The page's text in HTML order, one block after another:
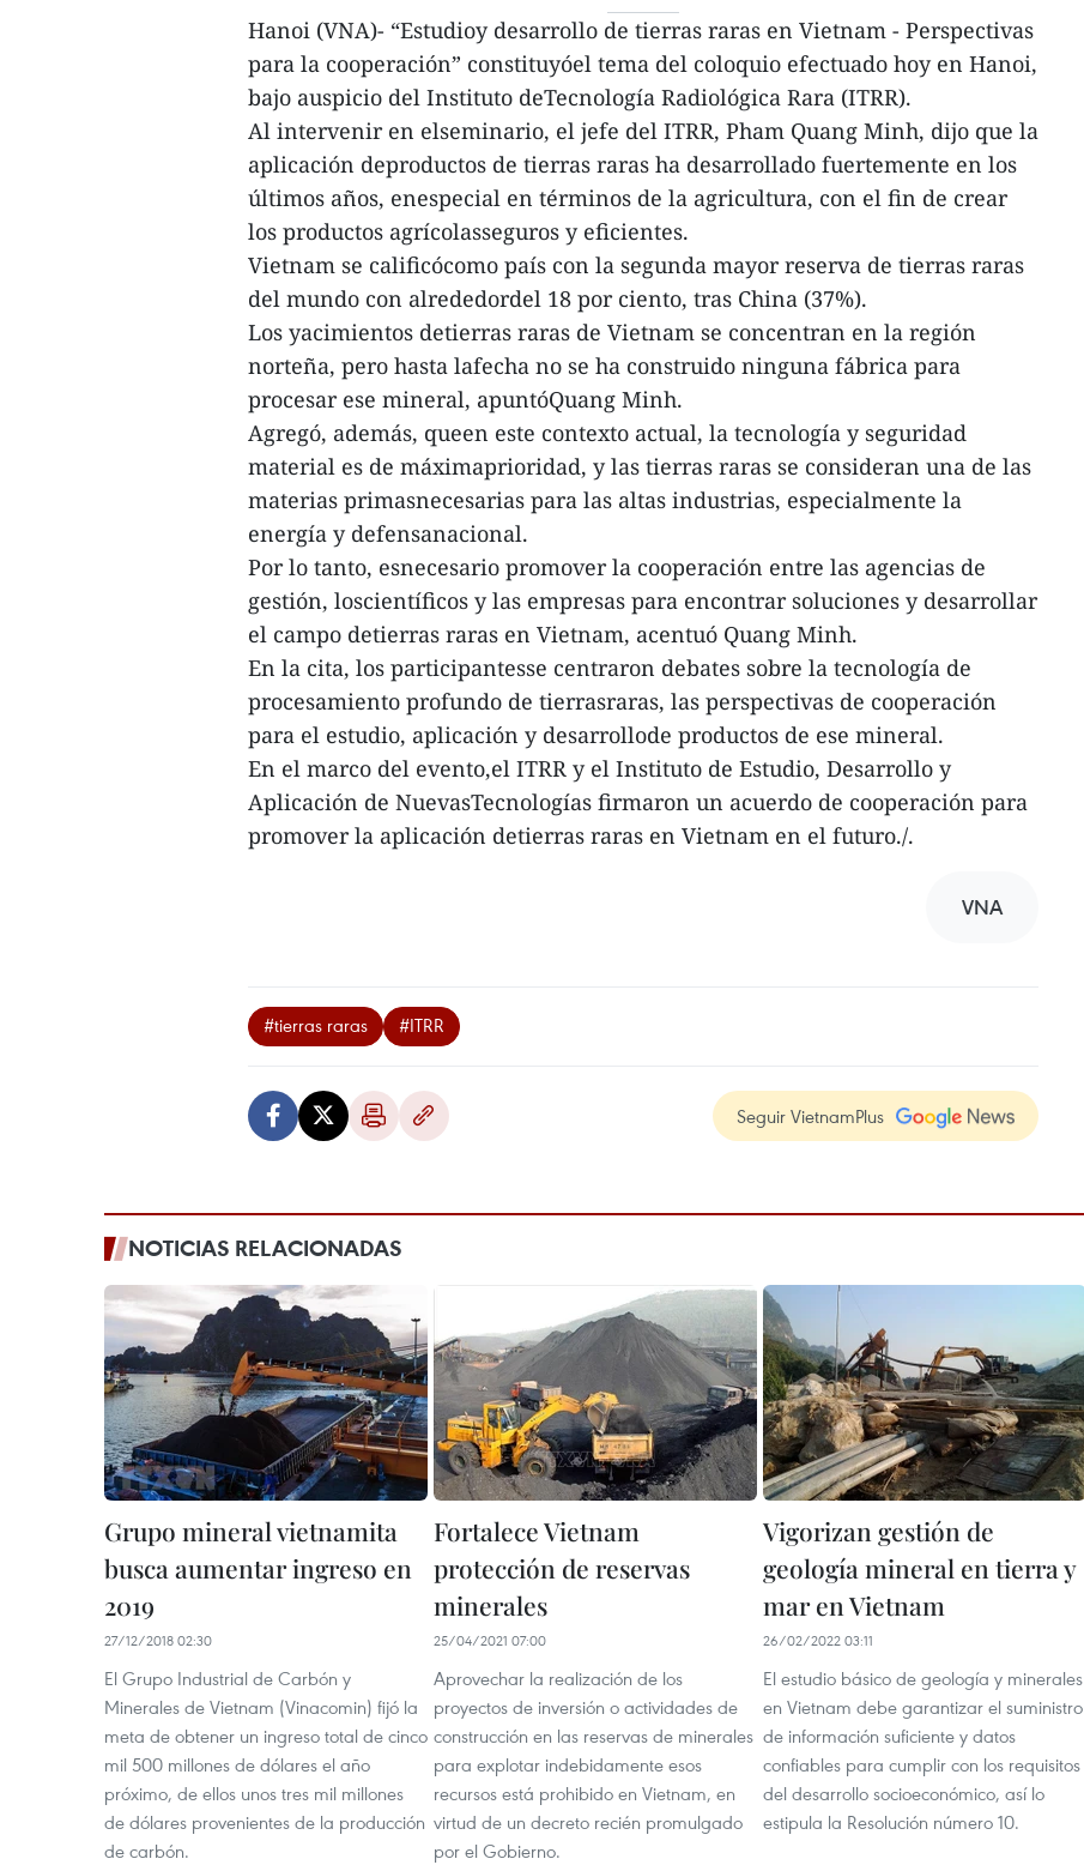
Hanoi (VNA)- “Estudioy desarrollo de tierras raras en Vietnam - Perspectivas
para la cooperación” constituyóel tema del coloquio efectuado hoy en Hanoi,
bajo auspicio del Instituto deTecnología Radiológica Rara (ITRR).
Al intervenir en elseminario, el jefe del ITRR, Pham Quang Minh, dijo que la
aplicación deproductos de tierras raras ha desarrollado fuertemente en los
últimos años, enespecial en términos de la agricultura, con el fin de crear
los productos agrícolasseguros y eficientes.
Vietnam se calificócomo país con la segunda mayor reserva de tierras raras
del mundo con alrededordel 18 por ciento, tras China (37%).
Los yacimientos detierras raras de Vietnam se concentran en la región
norteña, pero hasta lafecha no se ha construido ninguna fábrica para
procesar ese mineral, apuntóQuang Minh.
Agregó, además, queen este contexto actual, la tecnología y seguridad
material es de máximaprioridad, y las tierras raras se consideran una de las
materias primasnecesarias para las altas industrias, especialmente la
energía y defensanacional.
Por lo tanto, esnecesario promover la cooperación entre las agencias de
gestión, loscientíficos y las empresas para encontrar soluciones y desarrollar
el campo detierras raras en Vietnam, acentuó Quang Minh.
En la cita, los participantesse centraron debates sobre la tecnología de
procesamiento profundo de tierrasraras, las perspectivas de cooperación
para el estudio, aplicación y desarrollode productos de ese mineral.
En el marco del evento,el ITRR y el Instituto de Estudio, Desarrollo y
Aplicación de NuevasTecnologías firmaron un acuerdo de cooperación para
promover la aplicación detierras raras en Vietnam en el futuro./.
VNA
#tierras raras #ITRR
Seguir VietnamPlus
NOTICIAS RELACIONADAS
Grupo mineral vietnamita
busca aumentar ingreso en
2019
27/12/2018 02:30
El Grupo Industrial de Carbón y
Minerales de Vietnam (Vinacomin) fijó la
meta de obtener un ingreso total de cinco
mil 500 millones de dólares el año
próximo, de ellos unos tres mil millones
de dólares provenientes de la producción
de carbón.
Fortalece Vietnam
protección de reservas
minerales
25/04/2021 07:00
Aprovechar la realización de los
proyectos de inversión o actividades de
construcción en las reservas de minerales
para explotar indebidamente esos
recursos está prohibido en Vietnam, en
virtud de un decreto recién promulgado
por el Gobierno.
Vigorizan gestión de
geología mineral en tierra y
mar en Vietnam
26/02/2022 03:11
El estudio básico de geología y minerales
en Vietnam debe garantizar el suministro
de información suficiente y datos
confiables para cumplir con los requisitos
del desarrollo socioeconómico, así lo
estipula la Resolución número 10.